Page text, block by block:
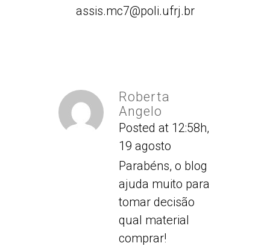
assis.mc7@poli.ufrj.br
Roberta
Angelo
Posted at 12:58h,
19 agosto
Parabéns, o blog
ajuda muito para
tomar decisão
qual material
comprar!